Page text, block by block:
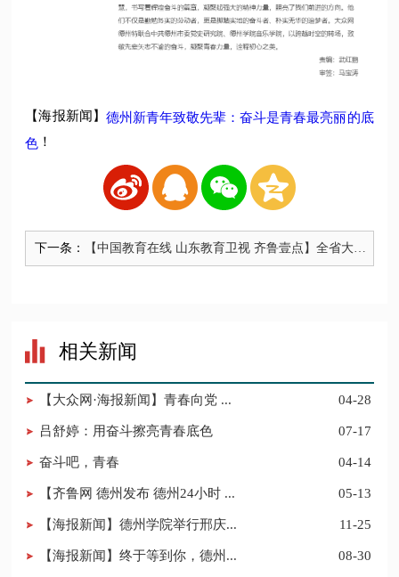
【海报新闻】 德州新青年致敬先辈：奋斗是青春最亮丽的底
色 ！
下一条：
【中国教育在线 山东教育卫视 齐鲁壹点】全省大学
生就业创业赋能中心建设部署推进会议召开
相关新闻
【大众网·海报新闻】青春向党 ... 04-28
吕舒婷：用奋斗擦亮青春底色 07-17
奋斗吧，青春 04-14
【齐鲁网 德州发布 德州24小时 ... 05-13
【海报新闻】德州学院举行邢庆... 11-25
【海报新闻】终于等到你，德州... 08-30